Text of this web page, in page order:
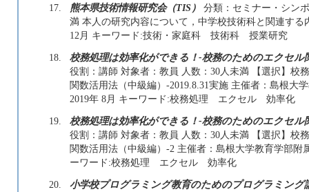
17.
熊本県技術情報研究会（TIS）
分類：セミナー・シン
満 本人の研究内容について，中学校技術科と関連する
12月 キーワード:技術・家庭科 技術科 授業研究
18.
校務処理は効率化ができる！-校務のためのエクセル
役割：講師 対象者：教員 人数：30人未満 【選択】校
関数活用法（中級編）-2019.8.31実施 主催者：島根大
2019年 8月 キーワード:校務処理 エクセル 効率化
19.
校務処理は効率化ができる！-校務のためのエクセル
役割：講師 対象者：教員 人数：30人未満 【選択】校
関数活用法（中級編）-2 主催者：島根大学教育学部附
ーワード:校務処理 エクセル 効率化
20.
小学校プログラミング教育のためのプログラミング